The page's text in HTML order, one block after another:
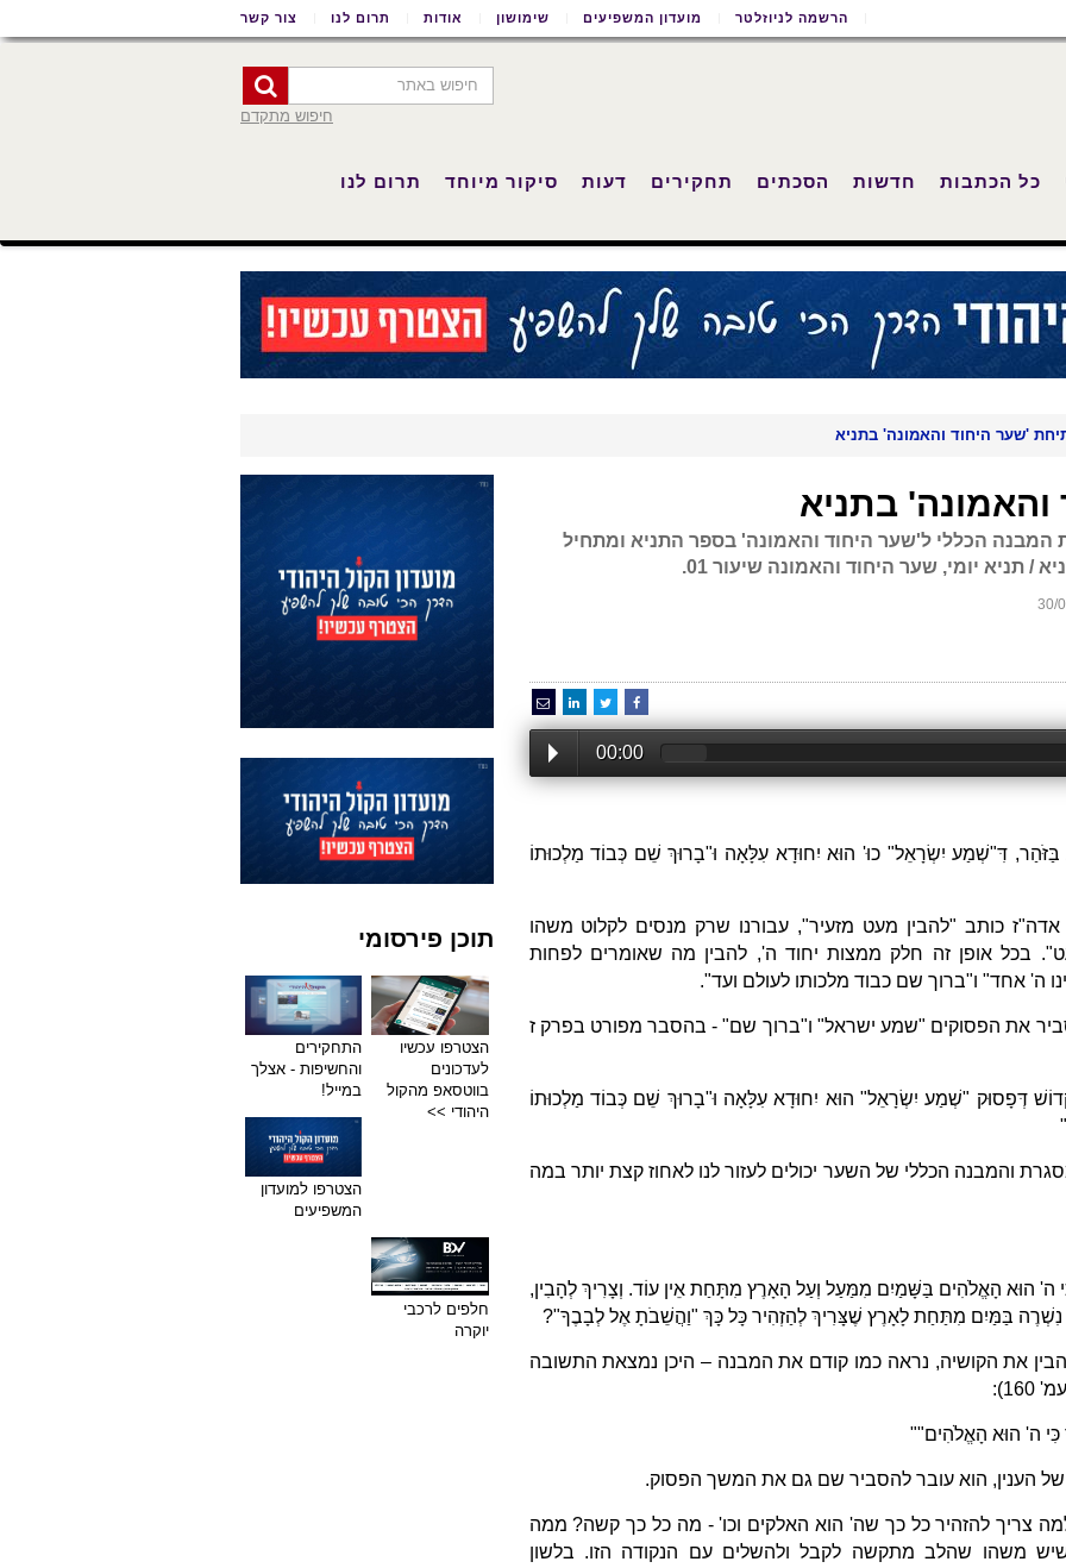
הרשמה לניוזלטר מועדון המשפיעים שימושון אודות תרום לנו צור קשר
חיפוש מתקדם
כל הכתבות חדשות הסכתים תחקירים דעות סיקור מיוחד תרום לנו
'שער היחוד והאמונה' בתניא
בתניא
המבנה הכללי ל'שער היחוד והאמונה' בספר התניא ומתחיל
תניא יומי, שער היחוד והאמונה שיעור 01.
00:00
דִּ"שְׁמַע יִשְׂרָאֵל" כוּ' הוּא יִחוּדָא עִלָּאָה וּ"בָרוּךְ שֵׁם כְּבוֹד מַלְכוּתוֹ
כותב "להבין מעט מזעיר", עבורנו שרק מנסים לקלוט משהו
בכל אופן זה חלק ממצות יחוד ה', להבין מה שאומרים לפחות
ה' אחד" ו"ברוך שם כבוד מלכותו לעולם ועד".
את הפסוקים "שמע ישראל" ו"ברוך שם" - בהסבר מפורט בפרק ז
דְּפָסוּק "שְׁמַע יִשְׂרָאֵל" הוּא יִחוּדָא עִלָּאָה וּ"בָרוּךְ שֵׁם כְּבוֹד מַלְכוּתוֹ
והמבנה הכללי של השער יכולים לעזור לנו לאחוז קצת יותר במה
ה' הוּא הָאֱלֹהִים בַּשָּׁמַיִם מִמַּעַל וְעַל הָאָרֶץ מִתָּחַת אֵין עוֹד. וְצָרִיךְ לְהָבִין,
נִשְׁרֶה בַּמַּיִם מִתַּחַת לָאָרֶץ שֶׁצָּרִיךְ לְהַזְהִיר כָּל כָּךְ "וַהֲשֵׁבֹתָ אֶל לְבָבֶךָ"?
את הקושיה, נראה כמו קודם את המבנה – היכן נמצאת התשובה
ה' הוּא הָאֱלֹהִים""
הענין, הוא עובר להסביר שם גם את המשך הפסוק.
צריך להזהיר כל כך שה' הוא האלקים וכו' - מה כל כך קשה? ממה
משהו שהלב מתקשה לקבל ולהשלים עם הנקודה הזו. בלשון
תוכן פירסומי
הצטרפו עכשיו
לעדכונים
בווטסאפ מהקול
היהודי >>
התחקירים
והחשיפות - אצלך
במייל!
הצטרפו למועדון
המשפיעים
חלפים לרכבי
יוקרה